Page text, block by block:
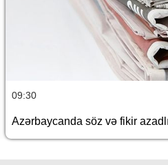
09:30
Azərbaycanda söz və fikir